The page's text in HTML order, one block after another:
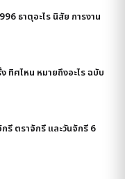
ธาตุอะไร นิสัย การงาน
ทิศไหน หมายถึงอะไร ฉบับ
รี ตราจักรี และวันจักรี 6